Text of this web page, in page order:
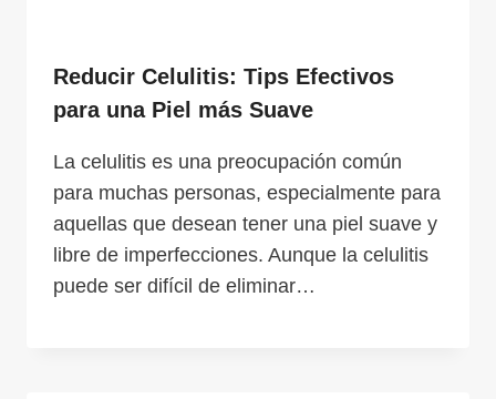
Reducir Celulitis: Tips Efectivos
para una Piel más Suave
La celulitis es una preocupación común
para muchas personas, especialmente para
aquellas que desean tener una piel suave y
libre de imperfecciones. Aunque la celulitis
puede ser difícil de eliminar…